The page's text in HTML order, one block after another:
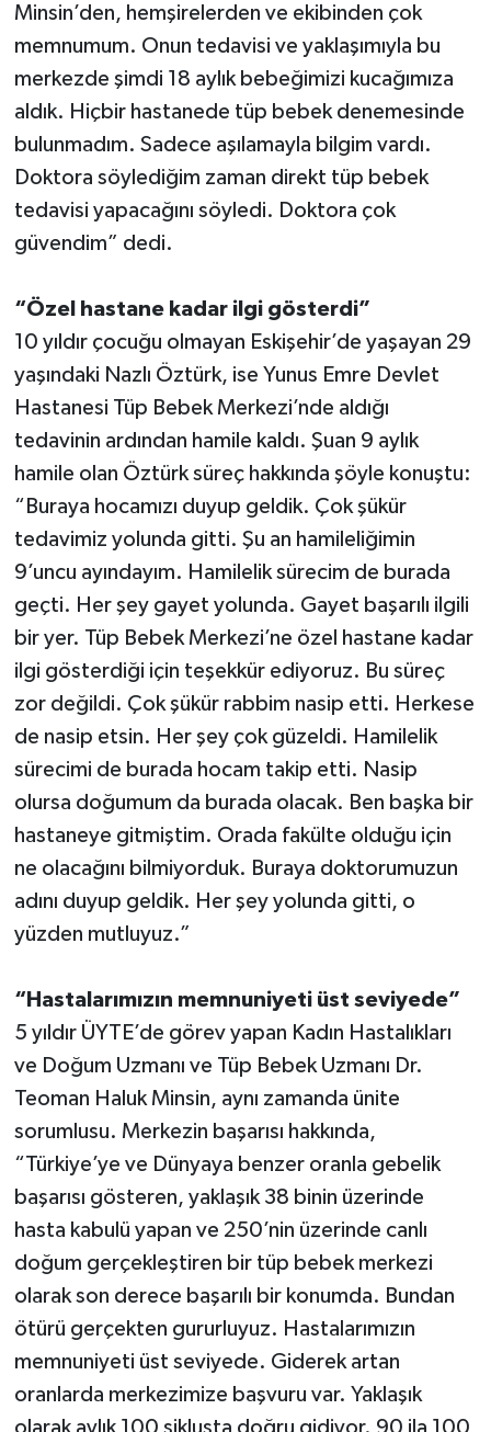
Minsin’den, hemşirelerden ve ekibinden çok
memnumum. Onun tedavisi ve yaklaşımıyla bu
merkezde şimdi 18 aylık bebeğimizi kucağımıza
aldık. Hiçbir hastanede tüp bebek denemesinde
bulunmadım. Sadece aşılamayla bilgim vardı.
Doktora söylediğim zaman direkt tüp bebek
tedavisi yapacağını söyledi. Doktora çok
güvendim” dedi.
“Özel hastane kadar ilgi gösterdi”
10 yıldır çocuğu olmayan Eskişehir’de yaşayan 29
yaşındaki Nazlı Öztürk, ise Yunus Emre Devlet
Hastanesi Tüp Bebek Merkezi’nde aldığı
tedavinin ardından hamile kaldı. Şuan 9 aylık
hamile olan Öztürk süreç hakkında şöyle konuştu:
“Buraya hocamızı duyup geldik. Çok şükür
tedavimiz yolunda gitti. Şu an hamileliğimin
9’uncu ayındayım. Hamilelik sürecim de burada
geçti. Her şey gayet yolunda. Gayet başarılı ilgili
bir yer. Tüp Bebek Merkezi’ne özel hastane kadar
ilgi gösterdiği için teşekkür ediyoruz. Bu süreç
zor değildi. Çok şükür rabbim nasip etti. Herkese
de nasip etsin. Her şey çok güzeldi. Hamilelik
sürecimi de burada hocam takip etti. Nasip
olursa doğumum da burada olacak. Ben başka bir
hastaneye gitmiştim. Orada fakülte olduğu için
ne olacağını bilmiyorduk. Buraya doktorumuzun
adını duyup geldik. Her şey yolunda gitti, o
yüzden mutluyuz.”
“Hastalarımızın memnuniyeti üst seviyede”
5 yıldır ÜYTE’de görev yapan Kadın Hastalıkları
ve Doğum Uzmanı ve Tüp Bebek Uzmanı Dr.
Teoman Haluk Minsin, aynı zamanda ünite
sorumlusu. Merkezin başarısı hakkında,
“Türkiye’ye ve Dünyaya benzer oranla gebelik
başarısı gösteren, yaklaşık 38 binin üzerinde
hasta kabulü yapan ve 250’nin üzerinde canlı
doğum gerçekleştiren bir tüp bebek merkezi
olarak son derece başarılı bir konumda. Bundan
ötürü gerçekten gururluyuz. Hastalarımızın
memnuniyeti üst seviyede. Giderek artan
oranlarda merkezimize başvuru var. Yaklaşık
olarak aylık 100 siklusta doğru gidiyor. 90 ila 100